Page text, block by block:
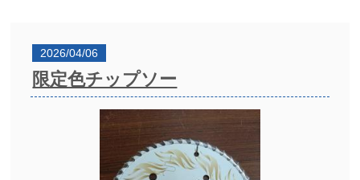
2026/04/06
限定色チップソー